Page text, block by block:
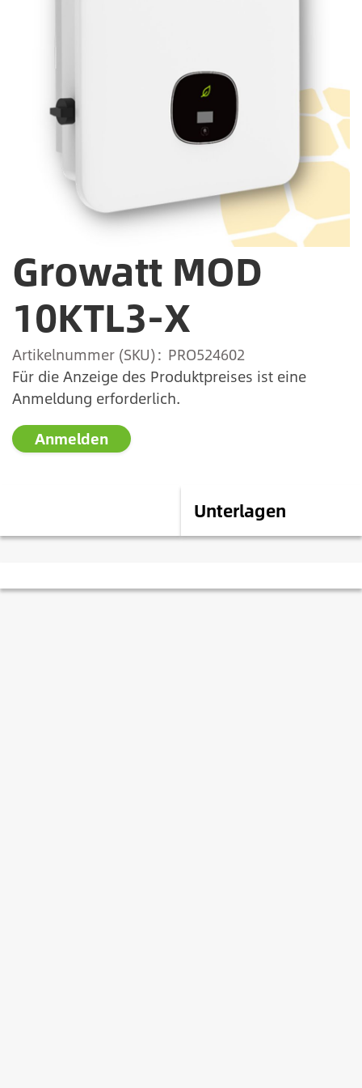
Growatt MOD
10KTL3-X
Artikelnummer (SKU)
PRO524602
Für die Anzeige des Produktpreises ist eine
Anmeldung erforderlich.
Anmelden
Unterlagen